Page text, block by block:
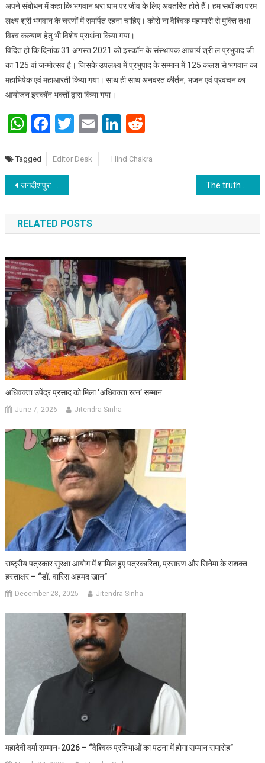
अपने संबोधन में कहा कि भगवान धरा धाम पर जीव के लिए अवतरित होते हैं। हम सबों का परम
लक्ष्य श्री भगवान के चरणों में समर्पित रहना चाहिए। कोरो ना वैश्विक महामारी से मुक्ति तथा
विश्व कल्याण हेतु भी विशेष प्रार्थना किया गया।
विदित हो कि दिनांक 31 अगस्त 2021 को इस्कॉन के संस्थापक आचार्य श्री ल प्रभुपाद जी
का 125 वां जन्मोत्सव है। जिसके उपलक्ष्य में प्रभुपाद के सम्मान में 125 कलश से भगवान का
महाभिषेक एवं महाआरती किया गया। साथ ही साथ अनवरत कीर्तन, भजन एवं प्रवचन का
आयोजन इस्कॉन भक्तों द्वारा किया गया।
WhatsApp
Facebook
Twitter
EmailLinkedIn
Reddit
Tagged Editor Desk Hind Chakra
Post navigation
जगदीशपुर: फिट इंडिया फ्रीडम रन
RELATED POSTS
अधिवक्ता उपेंद्र प्रसाद को मिला ‘अधिवक्ता रत्न’ सम्मान
June 7, 2026 Jitendra Sinha
राष्ट्रीय पत्रकार सुरक्षा आयोग में शामिल हुए पत्रकारिता, प्रसारण और सिनेमा के सशक्त
हस्ताक्षर – “डॉ. वारिस अहमद खान”
December 28, 2025 Jitendra Sinha
महादेवी वर्मा सम्मान-2026 – “वैश्विक प्रतिभाओं का पटना में होगा सम्मान समारोह”